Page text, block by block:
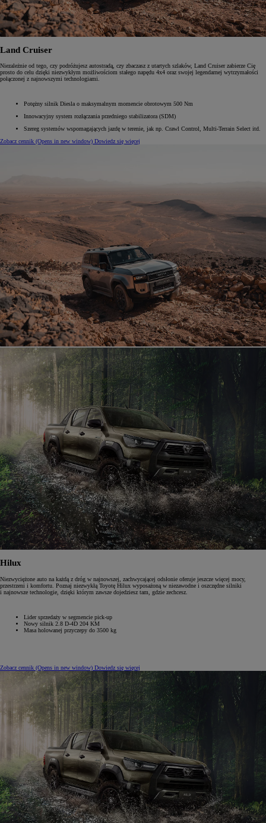
Land Cruiser
Niezależnie od tego, czy podróżujesz autostradą, czy zbaczasz z utartych szlaków, Land Cruiser zabierze Cię
prosto do celu dzięki niezwykłym możliwościom stałego napędu 4x4 oraz swojej legendarnej wytrzymałości
połączonej z najnowszymi technologiami.
Potężny silnik Diesla o maksymalnym momencie obrotowym 500 Nm
Innowacyjny system rozłączania przedniego stabilizatora (SDM)
Szereg systemów wspomagających jazdę w terenie, jak np. Crawl Control, Multi-Terrain Select itd.
Zobacz cennik (Opens in new window) Dowiedz się więcej
Hilux
Niezwyciężone auto na każdą z dróg w najnowszej, zachwycającej odsłonie oferuje jeszcze więcej mocy,
przestrzeni i komfortu. Poznaj niezwykłą Toyotę Hilux wyposażoną w niezawodne i oszczędne silniki
i najnowsze technologie, dzięki którym zawsze dojedziesz tam, gdzie zechcesz.
Lider sprzedaży w segmencie pick-up
Nowy silnik 2.8‎ D-4D ‎204‎ KM
Masa holowanej przyczepy do 3500 kg
Zobacz cennik (Opens in new window) Dowiedz się więcej